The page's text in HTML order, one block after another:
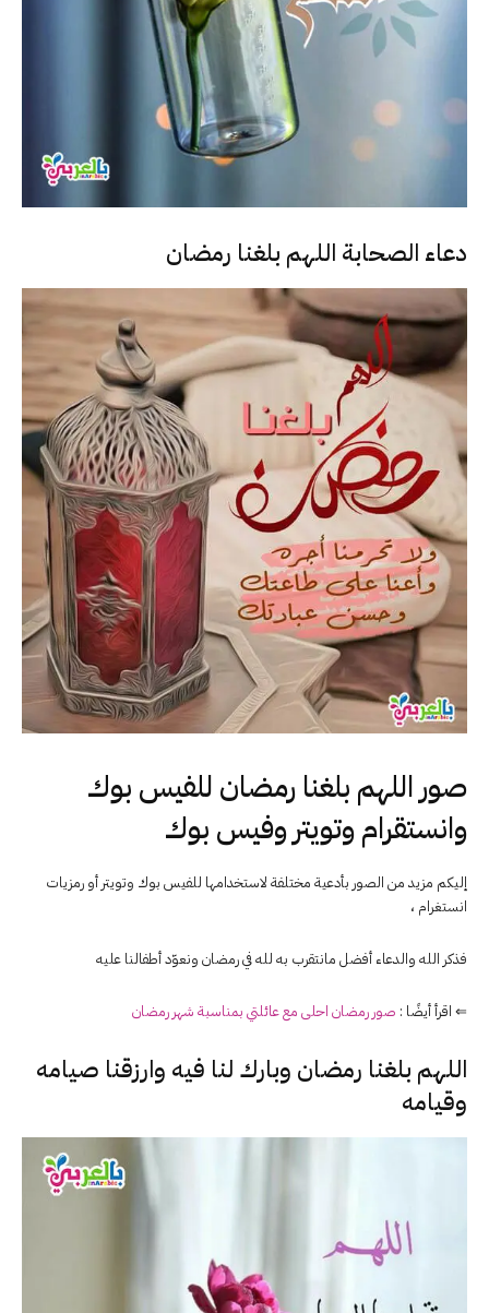
دعاء الصحابة اللهم بلغنا رمضان
صور اللهم بلغنا رمضان للفيس بوك
وانستقرام وتويتر وفيس بوك
إليكم مزيد من الصور بأدعية مختلفة لاستخدامها للفيس بوك وتويتر أو رمزيات
انستغرام ،
فذكر الله والدعاء أفضل مانتقرب به لله في رمضان ونعوّد أطفالنا عليه
⇐ اقرأ أيضًا : صور رمضان احلى مع عائلتي بمناسبة شهر رمضان
اللهم بلغنا رمضان وبارك لنا فيه وارزقنا صيامه
وقيامه